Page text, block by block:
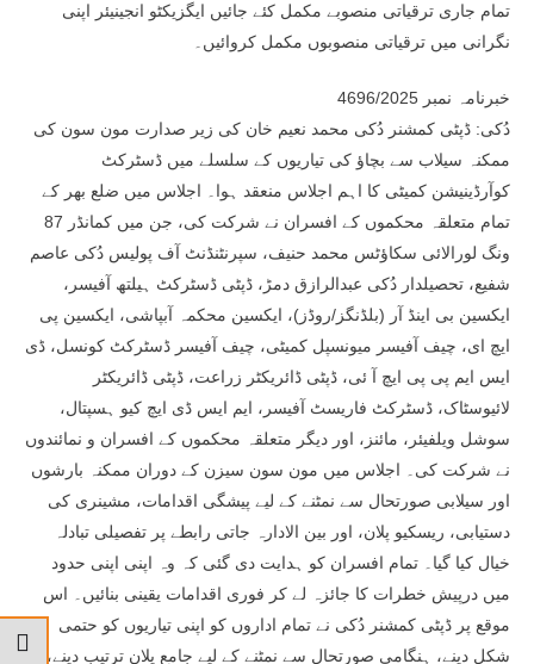
تمام جاری ترقیاتی منصوبے مکمل کئے جائیں ایگزیکٹو انجینیئر اپنی
نگرانی میں ترقیاتی منصوبوں مکمل کروائیں۔
خبرنامہ نمبر 4696/2025
دُکی: ڈپٹی کمشنر دُکی محمد نعیم خان کی زیر صدارت مون سون کی
ممکنہ سیلاب سے بچاؤ کی تیاریوں کے سلسلے میں ڈسٹرکٹ
کوآرڈینیشن کمیٹی کا اہم اجلاس منعقد ہوا۔ اجلاس میں ضلع بھر کے
تمام متعلقہ محکموں کے افسران نے شرکت کی، جن میں کمانڈر 87
ونگ لورالائی سکاؤٹس محمد حنیف، سپرنٹنڈنٹ آف پولیس دُکی عاصم
شفیع، تحصیلدار دُکی عبدالرازق دمڑ، ڈپٹی ڈسٹرکٹ ہیلتھ آفیسر،
ایکسین بی اینڈ آر (بلڈنگز/روڈز)، ایکسین محکمہ آبپاشی، ایکسین پی
ایچ ای، چیف آفیسر میونسپل کمیٹی، چیف آفیسر ڈسٹرکٹ کونسل، ڈی
ایس ایم پی پی ایچ آ ئی، ڈپٹی ڈائریکٹر زراعت، ڈپٹی ڈائریکٹر
لائیوسٹاک، ڈسٹرکٹ فاریسٹ آفیسر، ایم ایس ڈی ایچ کیو ہسپتال،
سوشل ویلفیئر، مائنز، اور دیگر متعلقہ محکموں کے افسران و نمائندوں
نے شرکت کی۔ اجلاس میں مون سون سیزن کے دوران ممکنہ بارشوں
اور سیلابی صورتحال سے نمٹنے کے لیے پیشگی اقدامات، مشینری کی
دستیابی، ریسکیو پلان، اور بین الادارہ جاتی رابطے پر تفصیلی تبادلہ
خیال کیا گیا۔ تمام افسران کو ہدایت دی گئی کہ وہ اپنی اپنی حدود
میں درپیش خطرات کا جائزہ لے کر فوری اقدامات یقینی بنائیں۔ اس
موقع پر ڈپٹی کمشنر دُکی نے تمام اداروں کو اپنی تیاریوں کو حتمی
شکل دینے، ہنگامی صورتحال سے نمٹنے کے لیے جامع پلان ترتیب دینے،